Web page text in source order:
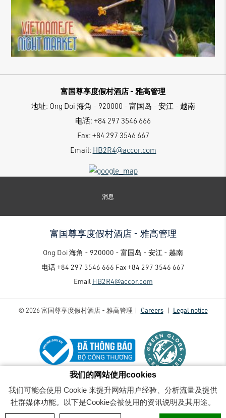
我们的网站使用cookies
我们可能会使用 Cookie 来提升网站用户经验、分析流量及提供
社群媒体功能。以下是Cookie会被使用的资讯说明及其用途。
富国尊享度假村酒店 - 雅高管理
地址: Ong Doi 海角 - 920000 - 富国岛 - 安江 - 越南
电话: +84 297 3546 666
Fax: +84 297 3546 667
Email: HB2R4@accor.com
消息
富国尊享度假村酒店 - 雅高管理
Ong Doi 海角 - 920000 - 富国岛 - 安江 - 越南
电话+84 297 3546 666 Fax+84 297 3546 667
Email HB2R4@accor.com
© 2026 富国尊享度假村酒店 - 雅高管理 | Careers| Legal notice
富国尊享度假村酒店 - 雅高管理 - Luxury family-friendly resort -
356662100_658137986355600_1131715000121183399_n